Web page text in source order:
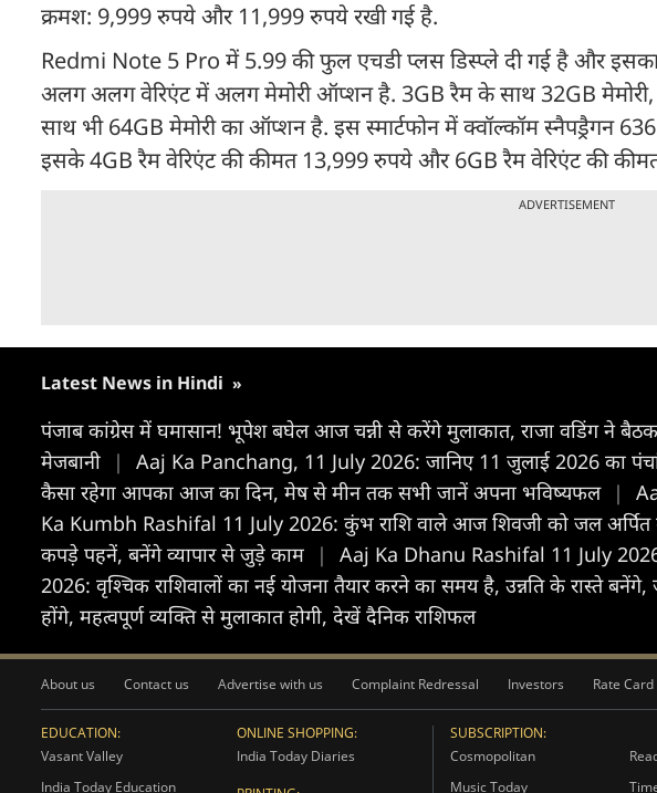
क्रमश: 9,999 रुपये और 11,999 रुपये रखी गई है.
Redmi Note 5 Pro में 5.99 की फुल एचडी प्लस डिस्प्ले दी गई है और इसका
अलग अलग वेरिएंट में अलग मेमोरी ऑप्शन है. 3GB रैम के साथ 32GB
साथ भी 64GB मेमोरी का ऑप्शन है. इस स्मार्टफोन में क्वॉल्कॉम स्नैपड्रैगन
इसके 4GB रैम वेरिएंट की कीमत 13,999 रुपये और 6GB रैम वेरिएंट की
ADVERTISEMENT
Latest News in Hindi »
पंजाब कांग्रेस में घमासान! भूपेश बघेल आज चन्नी से करेंगे मुलाकात, राजा वडिंग ने बैठक
मेजबानी
| Aaj Ka Panchang, 11 July 2026: जानिए 11 जुलाई 2026 का
कैसा रहेगा आपका आज का द‍िन, मेष से मीन तक सभी जानें अपना भविष्यफल |
Ka Kumbh Rashifal 11 July 2026: कुंभ राशि वाले आज शिवजी को जल अर्पित
कपड़े पहनें, बनेंगे व्यापार से जुड़े काम
| Aaj Ka Dhanu Rashifal 11 July
2026: वृश्चिक राशिवालों का नई योजना तैयार करने का समय है, उन्नति के रास्ते बनेंगे,
होंगे, महत्वपूर्ण व्यक्ति से मुलाकात होगी, देखें दैनिक राशिफल
About us Contact us Advertise with us Complaint Redressal Investors Rate Card
EDUCATION:
Vasant Valley
India Today Education
ONLINE SHOPPING:
India Today Diaries
SUBSCRIPTION:
Cosmopolitan
Music Today